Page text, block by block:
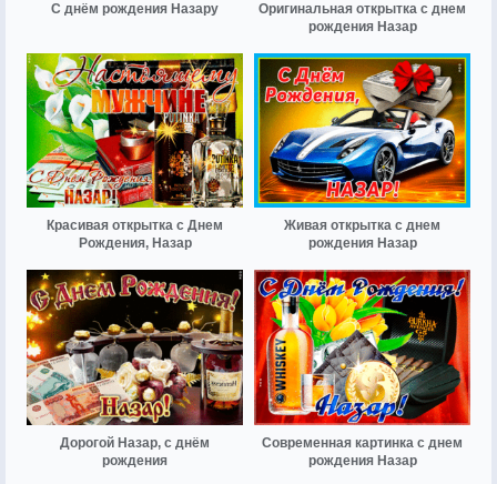
С днём рождения Назару
Оригинальная открытка с днем
рождения Назар
Красивая открытка с Днем
Рождения, Назар
Живая открытка с днем
рождения Назар
Дорогой Назар, с днём
рождения
Современная картинка с днем
рождения Назар